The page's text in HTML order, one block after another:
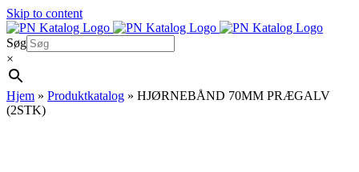
Skip to content
Søg
×
Hjem » Produktkatalog » HJØRNEBÅND 70MM PRÆGALV
(2STK)